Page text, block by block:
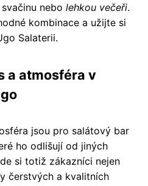
nebo lehkou večeři.
kombinace a užijte si
Salaterii.
a atmosféra v
jsou pro salátový bar
ho odlišují od jiných
si totiž zákazníci nejen
čerstvých a kvalitních